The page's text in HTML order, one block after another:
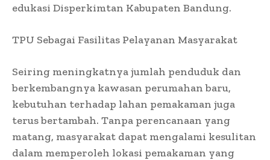
edukasi Disperkimtan Kabupaten Bandung.
TPU Sebagai Fasilitas Pelayanan Masyarakat
Seiring meningkatnya jumlah penduduk dan
berkembangnya kawasan perumahan baru,
kebutuhan terhadap lahan pemakaman juga
terus bertambah. Tanpa perencanaan yang
matang, masyarakat dapat mengalami kesulitan
dalam memperoleh lokasi pemakaman yang